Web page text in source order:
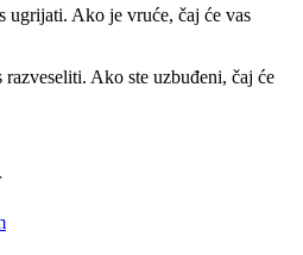
ugrijati. Ako je vruće, čaj će vas
Ako ste uzbuđeni, čaj će